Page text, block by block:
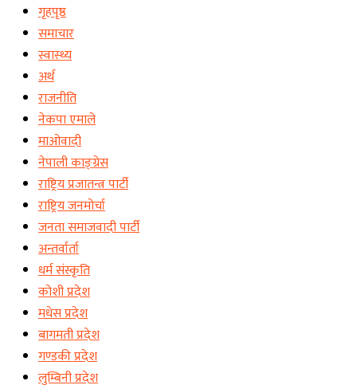
गृहपृष्ठ
समाचार
स्वास्थ्य
अर्थ
राजनीति
नेकपा एमाले
माओवादी
नेपाली काङ्ग्रेस
राष्ट्रिय प्रजातन्त्र पार्टी
राष्ट्रिय जनमोर्चा
जनता समाजवादी पार्टी
अन्तर्वार्ता
धर्म संस्कृति
कोशी प्रदेश
मधेस प्रदेश
बागमती प्रदेश
गण्डकी प्रदेश
लुम्बिनी प्रदेश